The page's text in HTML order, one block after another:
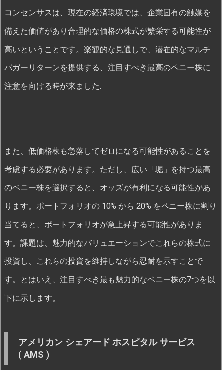
コンセンサスは、現在の経済環境では、企業固有の触媒を
備えた価値があり合理的な価格の株式が繁栄する可能性が
高いということです。楽観的な見通しで、潜在的なマルチ
バガーリターンを提供する、注目すべき最高のペニー株に
注意を向ける時が来ました.
また、低価格株も急落してゼロになる可能性があることを
考慮する必要があります。ただし、広い「堀」を持つ最高
のペニー株を選択すると、オッズが有利になる可能性があ
ります。ポートフォリオの 10% から 20% をペニー株に割り
当てると、ポートフォリオが急上昇する可能性がありま
す。課題は、魅力的なバリュエーションでこれらの株式に
投資し、これらの投資を維持しながら忍耐を示すことで
す。とはいえ、注目すべき最も魅力的なペニー株の7つを以
下に示します。
アメリカン シェアード ホスピタル サービス
( AMS )